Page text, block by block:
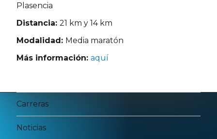
Plasencia
Distancia:21 km y 14 km
Modalidad: Media maratón
Más información:aquí
Carreras
Noticias